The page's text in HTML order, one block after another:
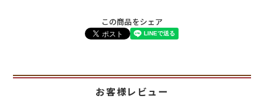
この商品をシェア
お客様レビュー